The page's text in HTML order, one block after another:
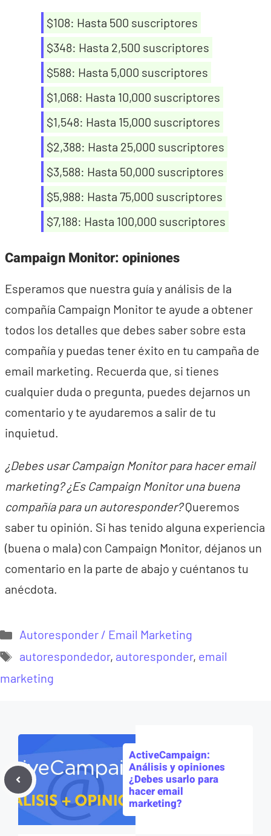
$108: Hasta 500 suscriptores
$348: Hasta 2,500 suscriptores
$588: Hasta 5,000 suscriptores
$1,068: Hasta 10,000 suscriptores
$1,548: Hasta 15,000 suscriptores
$2,388: Hasta 25,000 suscriptores
$3,588: Hasta 50,000 suscriptores
$5,988: Hasta 75,000 suscriptores
$7,188: Hasta 100,000 suscriptores
Campaign Monitor: opiniones
Esperamos que nuestra guía y análisis de la
compañía Campaign Monitor te ayude a obtener
todos los detalles que debes saber sobre esta
compañía y puedas tener éxito en tu campaña de
email marketing. Recuerda que, si tienes
cualquier duda o pregunta, puedes dejarnos un
comentario y te ayudaremos a salir de tu
inquietud.
¿Debes usar Campaign Monitor para hacer email
marketing? ¿Es Campaign Monitor una buena
compañía para un autoresponder?Queremos
saber tu opinión. Si has tenido alguna experiencia
(buena o mala) con Campaign Monitor, déjanos un
comentario en la parte de abajo y cuéntanos tu
anécdota.
Categorías
Autoresponder / Email Marketing
Etiquetas
autorespondedor, autoresponder, email
marketing
ActiveCampaign:
Análisis y opiniones
¿Debes usarlo para
hacer email
marketing?